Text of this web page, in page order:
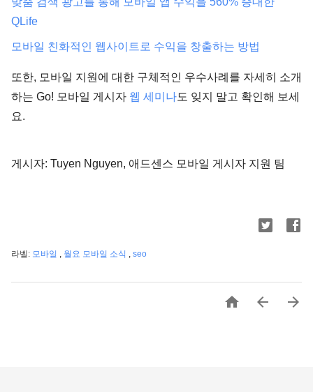
QLife
모바일 친화적인 웹사이트로 수익을 창출하는 방법
또한, 모바일 지원에 대한 구체적인 우수사례를 자세히 소개
하는 Go! 모바일 게시자 웹 세미나도 잊지 말고 확인해 보세
요.
게시자: Tuyen Nguyen, 애드센스 모바일 게시자 지원 팀
라벨: 모바일 , 월요 모바일 소식 , seo
  